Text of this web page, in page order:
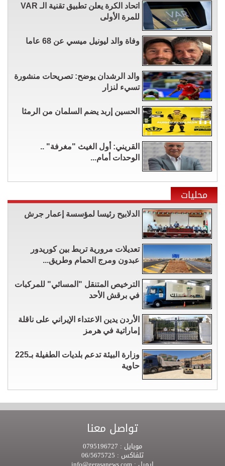
اتحاد الكرة يعلن تطبيق تقنية الـ VAR
للمرة الأولى
وفاة والد ليونيل ميسي عن 68 عاما
والد الرشدان يوضح: تصريحات منشورة
تسيء لنزار
الحسين إربد يضم السلمان من الرمثا
القريني: أول الغيث "مغرفة" ..
الوحدات أمام...
محليات
الدلابيح رئيسا لمؤسسة إعمار جرش
تعديلات مرورية تربط بين كوريدور
عبدون ومرج الحمام وطريق...
الترخيص المتنقل "المسائي" للمركبات
في برقش الأحد
الأردن يدين الاعتداء الإيراني على ناقلة
إماراتية في هرمز
وزارة البيئة تدعم بلديات الطفيلة بـ225
حاوية
تواصل معنا
موبايل :
تلفاكس :